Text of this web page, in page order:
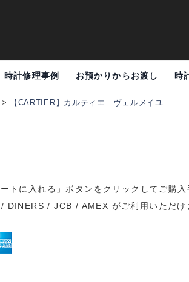
時計修理事例 お預かりからお渡し 時
> 【CARTIER】カルティエ ヴェルメイユ
トに入れる」ボタンをクリックしてご購入
/ JCB / AMEX がご利用いただけ